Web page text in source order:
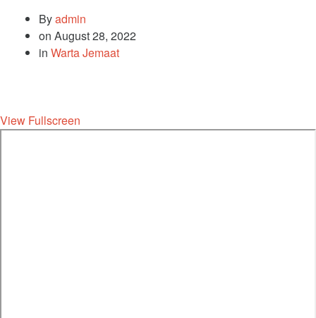
Byadmin
on August 28, 2022
in Warta Jemaat
View Fullscreen